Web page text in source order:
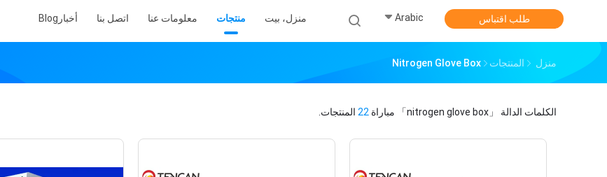
منزل، بيت منتجات معلومات عنا اتصل بنا أخبار Blog Arabic طلب اقتباس
منزل المنتجات Nitrogen Glove Box
الكلمات الدالة 「nitrogen glove box」 مباراة 22 المنتجات.